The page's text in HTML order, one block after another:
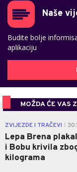
Naše
Budite bolje
aplikaciju
MOŽDA ĆE VAS
ZVIJEZDE I TRAČEVI
Lepa Brena
i Bobu krivila
kilograma